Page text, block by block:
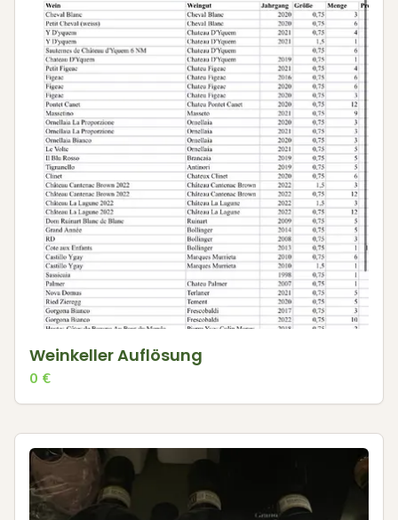
Weinkeller Auflösung
0 €